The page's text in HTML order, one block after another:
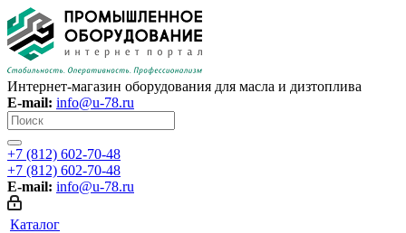
Интернет-магазин оборудования для масла и дизтоплива
E-mail: info@u-78.ru
+7 (812) 602-70-48
+7 (812) 602-70-48
E-mail: info@u-78.ru
Каталог